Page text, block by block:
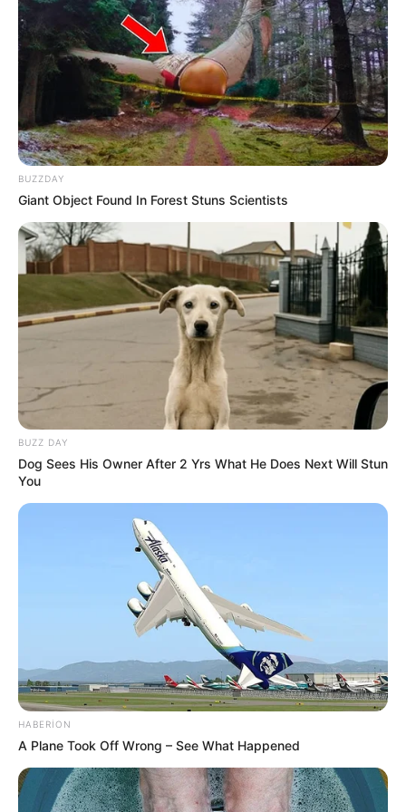
zərbələri endirib
0 0
20:47 / 05 Avqust 2026 SİYASƏT
Təcili! İsrail hərəkətə keçdi -Bu ölkə
BOMBALANIR
0 0
19:28 / 05 Avqust 2026
TƏCİLİ! Qardaş ölkə kritik sistemi Bakıya
təhvil verdi -Tarixdə İLK
BUZZDAY
Giant Object Found In Forest Stuns Scientists
BUZZ DAY
Dog Sees His Owner After 2 Yrs What He Does Next Will Stun
You
HABERION
A Plane Took Off Wrong – See What Happened